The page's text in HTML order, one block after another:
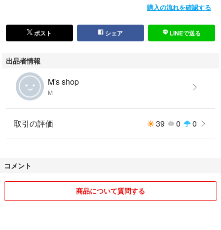
購入の流れを確認する
ポスト シェア LINEで送る
出品者情報
M's shop
M
取引の評価 39 0 0
コメント
商品について質問する